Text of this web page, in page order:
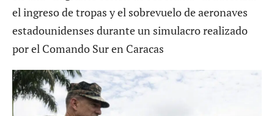
el ingreso de tropas y el sobrevuelo de aeronaves
estadounidenses durante un simulacro realizado
por el Comando Sur en Caracas